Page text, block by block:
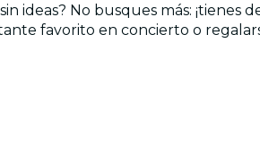
ideas? No busques más:
favorito en concierto o